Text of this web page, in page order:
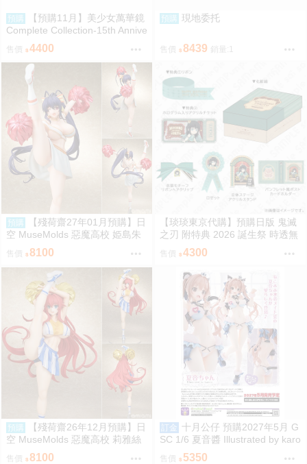
預購
【預購11月】美少女萬華鏡
Complete Collection-15th Annive
rsary Edition-
4400
預購 現地委托
8439 銷量:1
預購
【殘荷齋27年01月預購】日
空 MuseMolds 惡魔高校 姫島朱
乃 啦啦隊Ver 1/6
售價 8100
【琰琰東京代購】預購日版 鬼滅
之刃 附特典 2026 誕生祭 時透無
一郎 生日套組 立牌 明信片收藏
冊 胸針 絲帶髮夾
售價 4300
預購
【殘荷齋26年12月預購】日
空 MuseMolds 惡魔高校 莉雅絲
啦啦隊Ver 1/6
8100
訂金 十月公仔 預購2027年5月 G
SC 1/6 夏音醬 Illustrated by karo
ry 09185350